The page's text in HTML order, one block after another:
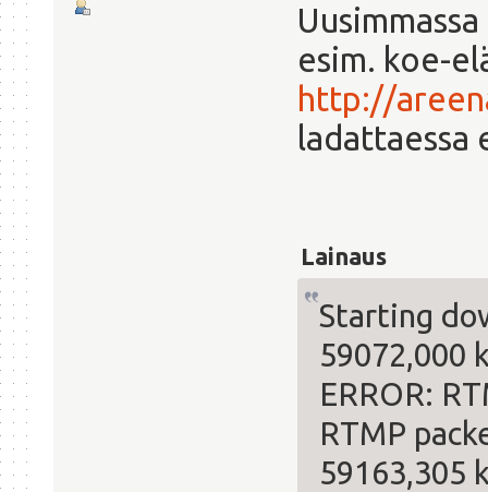
esim. koe-
http://
ladattaessa
Lainaus
Starting
59072,000
ERROR:
RTMP
59163,305